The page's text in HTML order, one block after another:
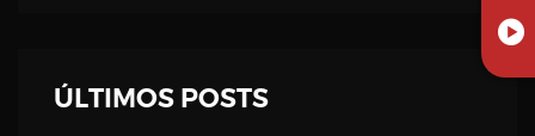
ÚLTIMOS POSTS